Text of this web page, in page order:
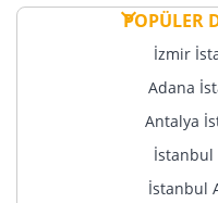
POPÜLER
İzmir
Adana
Antalya
İstanbul
İstanbul